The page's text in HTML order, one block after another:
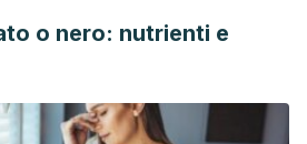
o nero: nutrienti e